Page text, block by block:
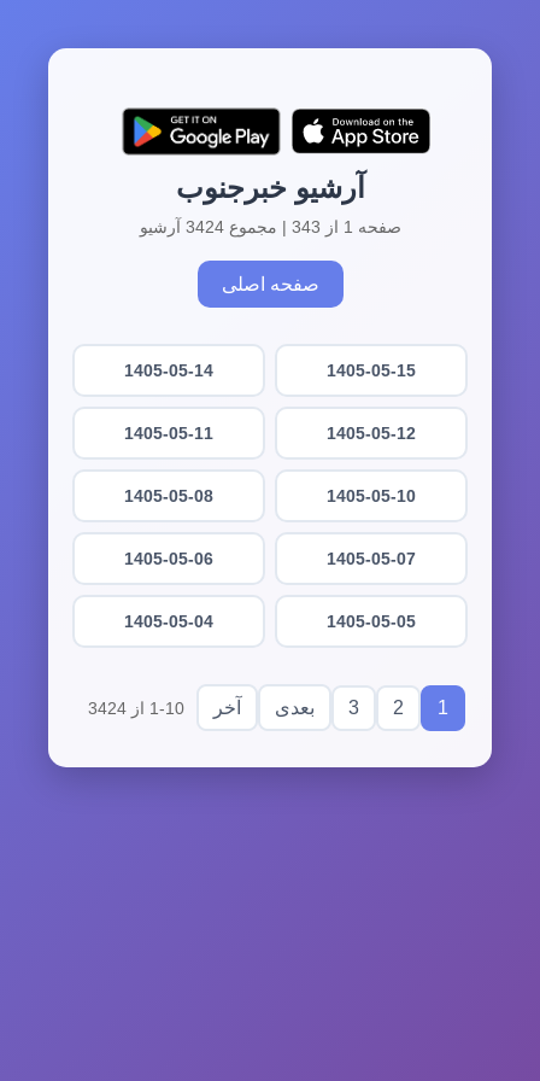
آرشیو خبرجنوب
صفحه 1 از 343 | مجموع 3424 آرشیو
صفحه اصلی
1405-05-15
1405-05-14
1405-05-12
1405-05-11
1405-05-10
1405-05-08
1405-05-07
1405-05-06
1405-05-05
1405-05-04
1
2
3 بعدی آخر 1-10 از 3424